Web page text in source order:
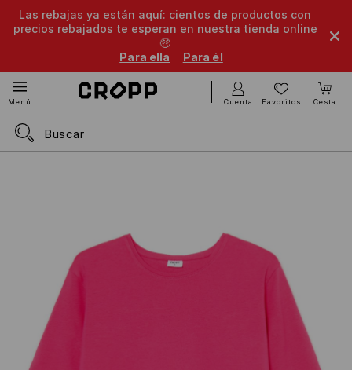
Las rebajas ya están aquí: cientos de productos con
precios rebajados te esperan en nuestra tienda online
🤑
Para ella
Para él
Menú Cuenta Favoritos Cesta